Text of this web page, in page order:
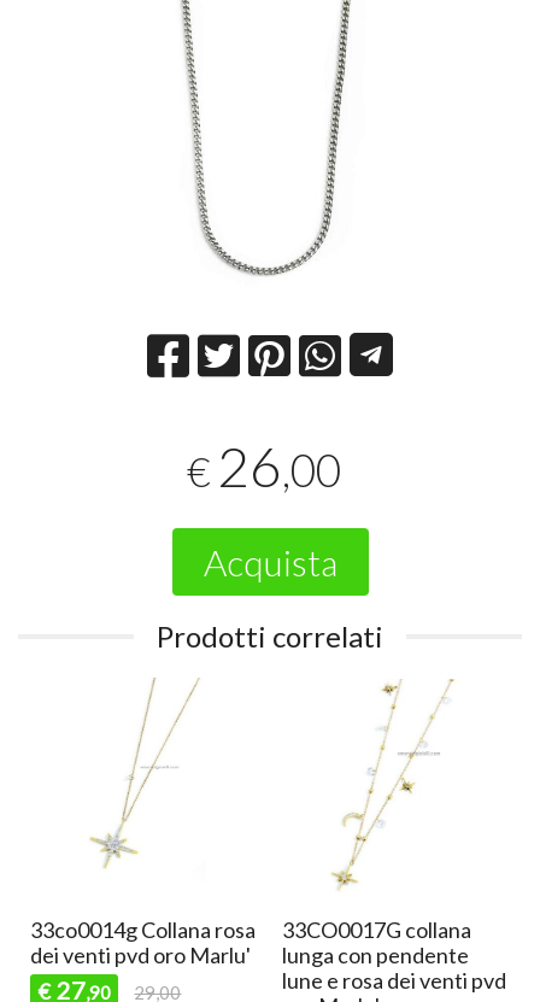
€ 26,00
Acquista
Prodotti correlati
pvd
33co0014 Collana rosa
dei venti Marlu'
€
27,90
33co0015 Collana
dei venti Marlu'
€ 19 ,00